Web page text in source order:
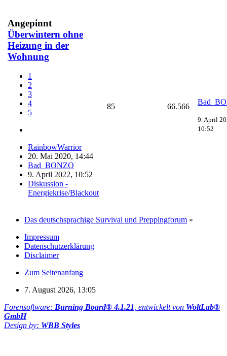
Angepinnt
Überwintern ohne
Heizung in der
Wohnung
1
2
3
4
5
RainbowWarrior
20. Mai 2020, 14:44
Bad_BONZO
9. April 2022, 10:52
Diskussion -
Energiekrise/Blackout
85 66.566
9. April
10:52
Das deutschsprachige Survival und Preppingforum »
Impressum
Datenschutzerklärung
Disclaimer
Zum Seitenanfang
7. August 2026, 13:05
Forensoftware: Burning Board® 4.1.21 , entwickelt von WoltLab®
GmbH
Design by: WBB Styles